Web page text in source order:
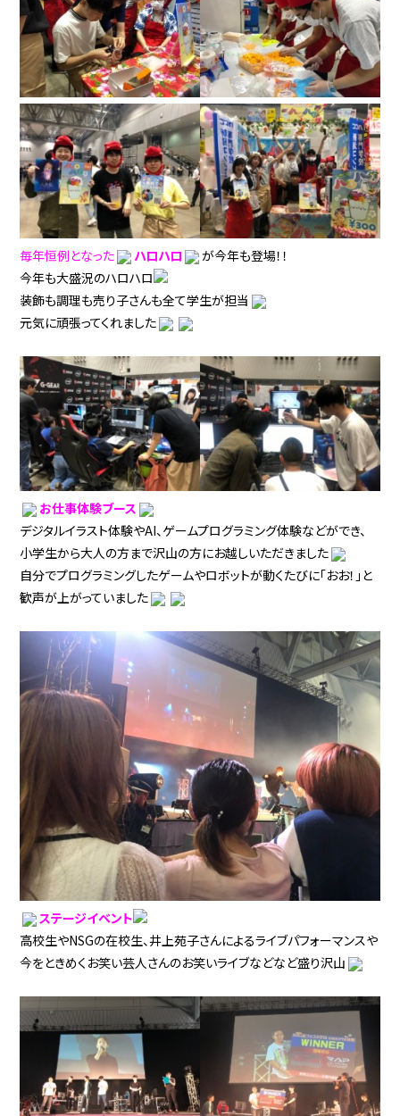
毎年恒例となった ハロハロ
が今年も登場！！
今年も大盛況のハロハロ
装飾も調理も売り子さんも全て学生が担当
元気に頑張ってくれました
お仕事体験ブース
デジタルイラスト体験やAI、ゲームプログラミング体験などができ、
小学生から大人の方まで沢山の方にお越しいただきました
自分でプログラミングしたゲームやロボットが動くたびに「おお！」と
歓声が上がっていました
ステージイベント
高校生やNSGの在校生、井上苑子さんによるライブパフォーマンスや
今をときめくお笑い芸人さんのお笑いライブなどなど盛り沢山